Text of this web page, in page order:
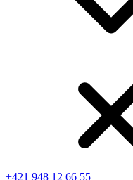
+421 948 12 66 55